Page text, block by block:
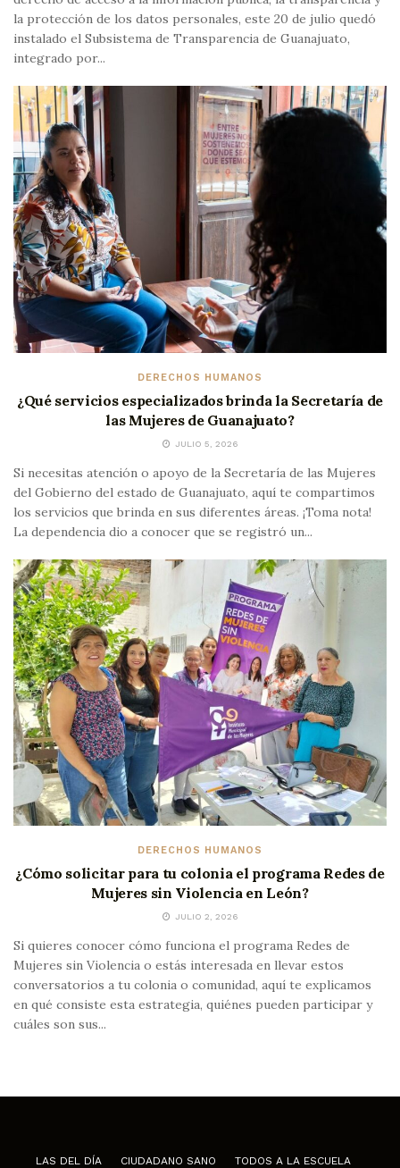
la protección de los datos personales, este 20 de julio quedó
instalado el Subsistema de Transparencia de Guanajuato,
integrado por...
DERECHOS HUMANOS
¿Qué servicios especializados brinda la Secretaría de
las Mujeres de Guanajuato?
JULIO 5, 2026
Si necesitas atención o apoyo de la Secretaría de las Mujeres
del Gobierno del estado de Guanajuato, aquí te compartimos
los servicios que brinda en sus diferentes áreas. ¡Toma nota!
La dependencia dio a conocer que se registró un...
DERECHOS HUMANOS
¿Cómo solicitar para tu colonia el programa Redes de
Mujeres sin Violencia en León?
JULIO 2, 2026
Si quieres conocer cómo funciona el programa Redes de
Mujeres sin Violencia o estás interesada en llevar estos
conversatorios a tu colonia o comunidad, aquí te explicamos
en qué consiste esta estrategia, quiénes pueden participar y
cuáles son sus...
LAS DEL DÍA CIUDADANO SANO TODOS A LA ESCUELA